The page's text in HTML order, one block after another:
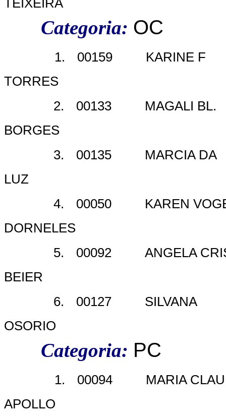
TEIXEIRA
Categoria: OC
1. 00159
KARINE F
TORRES
2.
00133
MAGALI BL.
BORGES
3.
00135
MARCIA DA
LUZ
4.
00050
KAREN
DORNELES
5.
00092
ANGELA
BEIER
6.
00127
SILVANA
OSORIO
Categoria: PC
1. 00094
MARIA
APOLLO